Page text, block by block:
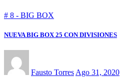
# 8 - BIG BOX
NUEVA BIG BOX 25 CON DIVISIONES
Fausto TorresAgo 31, 2020